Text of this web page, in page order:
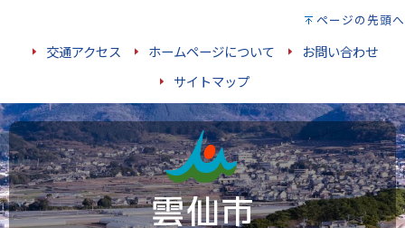
ページの先頭へ
交通アクセス ホームページについて
お問い合わせ
サイトマップ